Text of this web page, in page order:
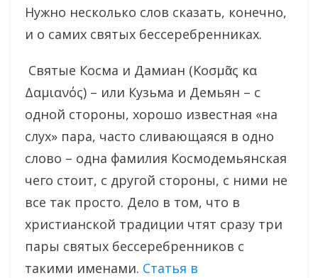
Нужно несколько слов сказать, конечно,
и о самих святых бессеребренниках.
Святые Косма и Дамиан (Κοσμᾶς κα
Δαμιανός) – или Кузьма и Демьян – с
одной стороны, хорошо известная «на
слух» пара, часто сливающаяся в одно
слово – одна фамилия Космодемьянская
чего стоит, с другой стороны, с ними не
все так просто. Дело в том, что в
христианской традиции чтят сразу три
пары святых бессеребренников с
такими именами. Статья в